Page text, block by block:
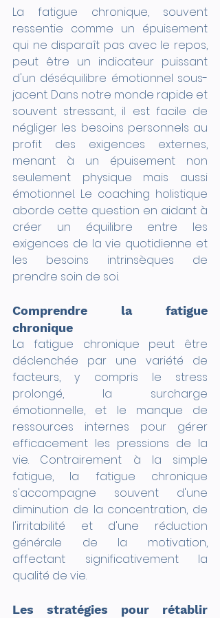
La fatigue chronique, souvent
ressentie comme un épuisement
qui ne disparaît pas avec le repos,
peut être un indicateur puissant
d'un déséquilibre émotionnel sous-
jacent. Dans notre monde rapide et
souvent stressant, il est facile de
négliger les besoins personnels au
profit des exigences externes,
menant à un épuisement non
seulement physique mais aussi
émotionnel. Le coaching holistique
aborde cette question en aidant à
créer un équilibre entre les
exigences de la vie quotidienne et
les besoins intrinsèques de
prendre soin de soi.
Comprendre la fatigue
chronique
La fatigue chronique peut être
déclenchée par une variété de
facteurs, y compris le stress
prolongé, la surcharge
émotionnelle, et le manque de
ressources internes pour gérer
efficacement les pressions de la
vie. Contrairement à la simple
fatigue, la fatigue chronique
s'accompagne souvent d'une
diminution de la concentration, de
l'irritabilité et d'une réduction
générale de la motivation,
affectant significativement la
qualité de vie.
Les stratégies pour rétablir